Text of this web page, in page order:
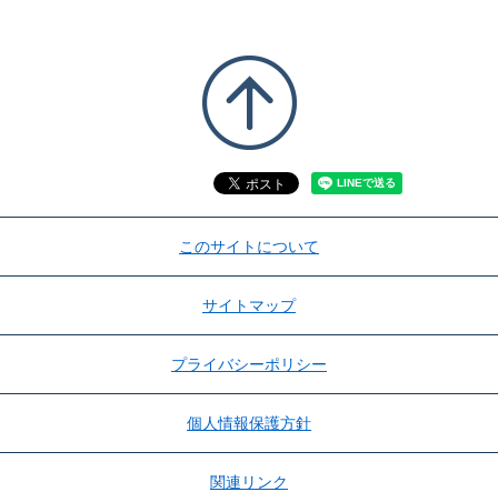
このサイトについて
サイトマップ
プライバシーポリシー
個人情報保護方針
関連リンク